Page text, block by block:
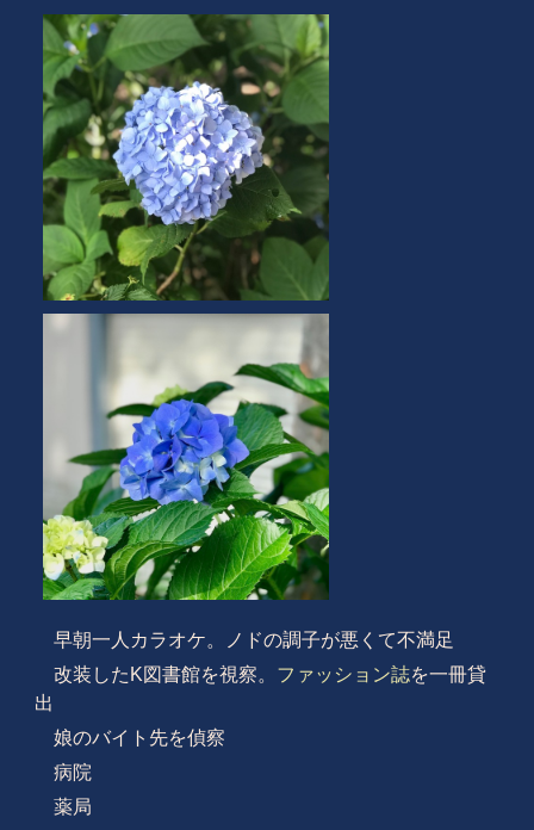
早朝一人カラオケ。ノドの調子が悪くて不満足
改装したK図書館を視察。 ファッション誌を一冊貸
出
娘のバイト先を偵察
病院
薬局